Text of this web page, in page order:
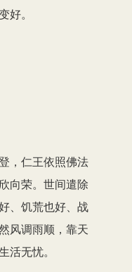
好。
，仁王依照佛法
向荣。世间遣除
、饥荒也好、战
风调雨顺，靠天
活无忧。